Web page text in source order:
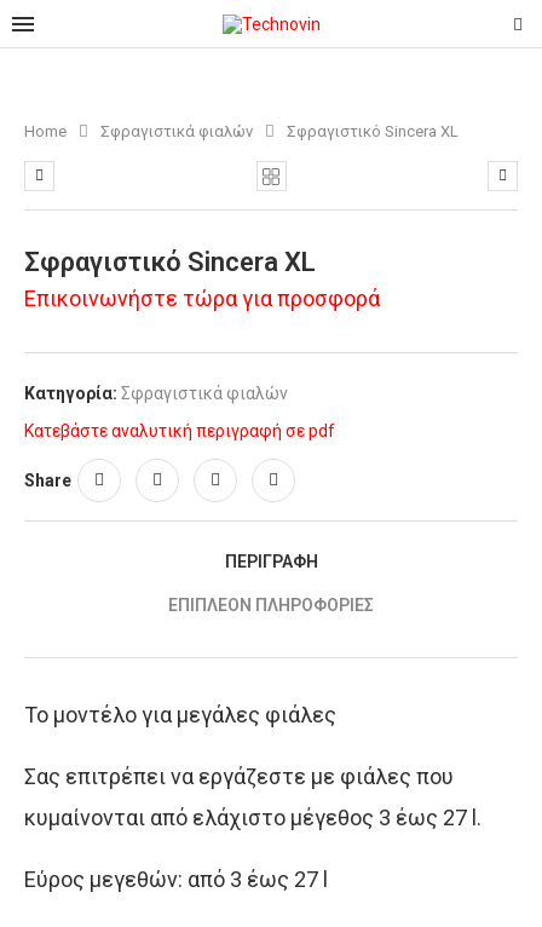
Home Σφραγιστικά φιαλών Σφραγιστικό Sincera ΧL
Σφραγιστικό Sincera ΧL
Επικοινωνήστε τώρα για προσφορά
Κατηγορία: Σφραγιστικά φιαλών
Κατεβάστε αναλυτική περιγραφή σε pdf
Share
ΠΕΡΙΓΡΑΦΉ
ΕΠΙΠΛΈΟΝ ΠΛΗΡΟΦΟΡΊΕΣ
Το μοντέλο για μεγάλες φιάλες
Σας επιτρέπει να εργάζεστε με φιάλες που
κυμαίνονται από ελάχιστο μέγεθος 3 έως 27 l.
Εύρος μεγεθών: από 3 έως 27 l